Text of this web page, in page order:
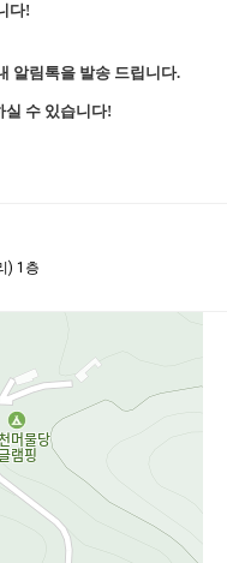
다!
알림톡을 발송 드립니다.
실 수 있습니다!
) 1층